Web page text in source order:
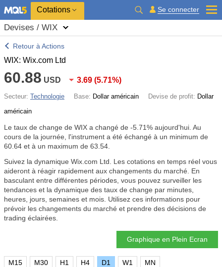
Cotations Se connecter
Devises / WIX
Retour à Actions
WIX: Wix.com Ltd
60.88 USD 3.69 (5.71%)
Secteur: Technologie Base: Dollar américain Devise de profit: Dollar
américain
Le taux de change de WIX a changé de -5.71% aujourd'hui. Au
cours de la journée, l'instrument a été échangé à un minimum de
60.64 et à un maximum de 63.54.
Suivez la dynamique Wix.com Ltd. Les cotations en temps réel vous
aideront à réagir rapidement aux changements du marché. En
basculant entre différentes périodes, vous pouvez surveiller les
tendances et la dynamique des taux de change par minutes,
heures, jours, semaines et mois. Utilisez ces informations pour
prévoir les changements du marché et prendre des décisions de
trading éclairées.
Graphique en Plein Ecran
M15 M30 H1 H4 D1 W1 MN